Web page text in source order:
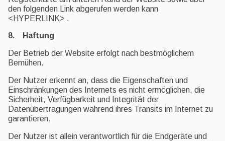
den folgenden Link abgerufen werden kann
<HYPERLINK> .
8. Haftung
Der Betrieb der Website erfolgt nach bestmöglichem
Bemühen.
Der Nutzer erkennt an, dass die Eigenschaften und
Einschränkungen des Internets es nicht ermöglichen, die
Sicherheit, Verfügbarkeit und Integrität der
Datenübertragungen während ihres Transits im Internet zu
garantieren.
Der Nutzer ist allein verantwortlich für die Endgeräte und